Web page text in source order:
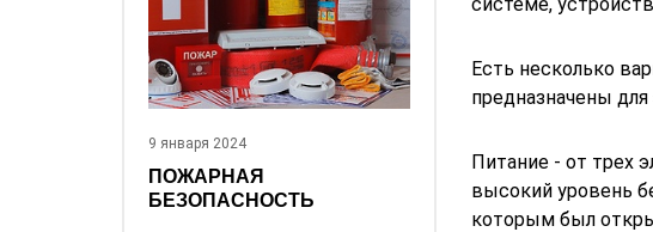
Есть несколько
предназначены
Питание - от трех
высокий уровень
которым был
9 января 2024
ПОЖАРНАЯ
БЕЗОПАСНОСТЬ